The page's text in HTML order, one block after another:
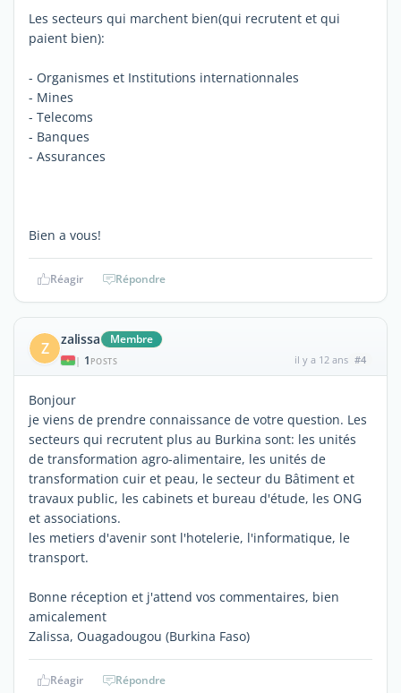
Les secteurs qui marchent bien(qui recrutent et qui
paient bien):
- Organismes et Institutions internationnales
- Mines
- Telecoms
- Banques
- Assurances
Bien a vous!
Réagir Répondre
Z zalissa Membre
| 1 POSTS il y a 12 ans #4
Bonjour
je viens de prendre connaissance de votre question. Les
secteurs qui recrutent plus au Burkina sont: les unités
de transformation agro-alimentaire, les unités de
transformation cuir et peau, le secteur du Bâtiment et
travaux public, les cabinets et bureau d'étude, les ONG
et associations.
les metiers d'avenir sont l'hotelerie, l'informatique, le
transport.
Bonne réception et j'attend vos commentaires, bien
amicalement
Zalissa, Ouagadougou (Burkina Faso)
Réagir Répondre